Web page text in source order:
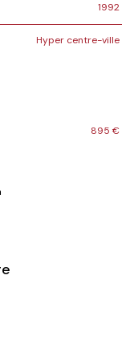
1992
Hyper centre-ville
895 €